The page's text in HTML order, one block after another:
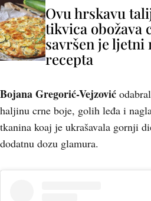
Ovu hrskavu
tikvica obožava
savršen je ljetni
recepta
Bojana Gregorić-Vejzović
haljinu crne boje, golih leđa i
tkanina koaj je ukrašavala gornji
dodatnu dozu glamura.